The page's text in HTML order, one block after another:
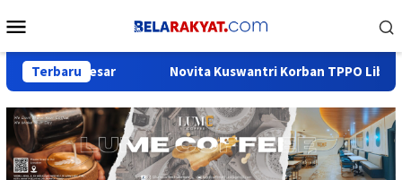
ke
Mobile
Terbaru
Besar Novita Kuswantri Korban TPPO Libya: Terima